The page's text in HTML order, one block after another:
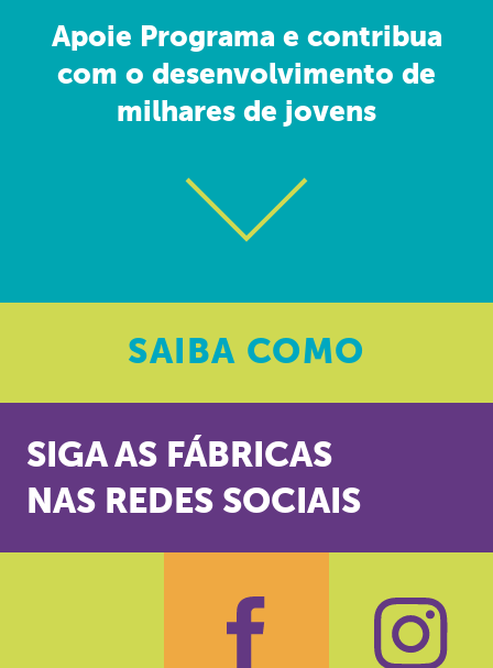
Apoie Programa e contribua
com o desenvolvimento de
milhares de jovens
SAIBA COMO
SIGA AS FÁBRICAS
NAS REDES SOCIAIS